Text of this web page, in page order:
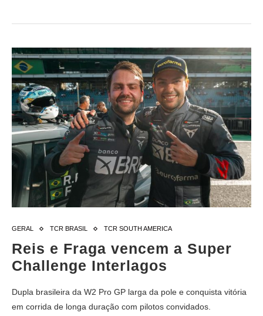
GERAL TCR BRASIL TCR SOUTH AMERICA
Reis e Fraga vencem a Super
Challenge Interlagos
Dupla brasileira da W2 Pro GP larga da pole e conquista vitória
em corrida de longa duração com pilotos convidados.